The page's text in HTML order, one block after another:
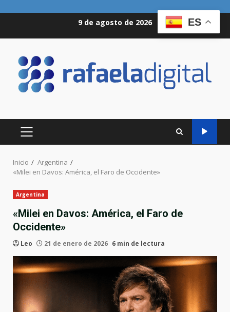
9 de agosto de 2026
MENÚ
PRINCIPAL
Inicio
Argentina
«Milei en Davos: América, el Faro de Occidente»
Argentina
«Milei en Davos: América, el Faro de
Occidente»
Leo 21 de enero de 2026 6 min de lectura
ES